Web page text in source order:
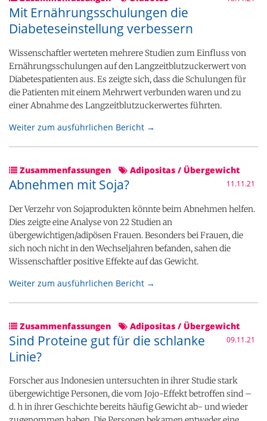
Mit Ernährungsschulungen die
Diabeteseinstellung verbessern
Wissenschaftler werteten mehrere Studien zum Einfluss von
Ernährungsschulungen auf den Langzeitblutzuckerwert von
Diabetespatienten aus. Es zeigte sich, dass die Schulungen für
die Patienten mit einem Mehrwert verbunden waren und zu
einer Abnahme des Langzeitblutzuckerwertes führten.
Weiter zum ausführlichen Bericht →
Zusammenfassungen Adipositas / Übergewicht
11.11.21
Abnehmen mit Soja?
Der Verzehr von Sojaprodukten könnte beim Abnehmen helfen.
Dies zeigte eine Analyse von 22 Studien an
übergewichtigen/adipösen Frauen. Besonders bei Frauen, die
sich noch nicht in den Wechseljahren befanden, sahen die
Wissenschaftler positive Effekte auf das Gewicht.
Weiter zum ausführlichen Bericht →
Zusammenfassungen Adipositas / Übergewicht
09.11.21
Sind Proteine gut für die schlanke
Linie?
Forscher aus Indonesien untersuchten in ihrer Studie stark
übergewichtige Personen, die vom Jojo-Effekt betroffen sind –
d. h in ihrer Geschichte bereits häufig Gewicht ab- und wieder